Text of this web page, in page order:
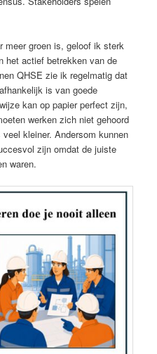
meer groen is, geloof ik sterk
het actief betrekken van de
QHSE zie ik regelmatig dat
is van goede
kan op papier perfect zijn,
werken zich niet gehoord
kleiner. Andersom kunnen
zijn omdat de juiste
waren.